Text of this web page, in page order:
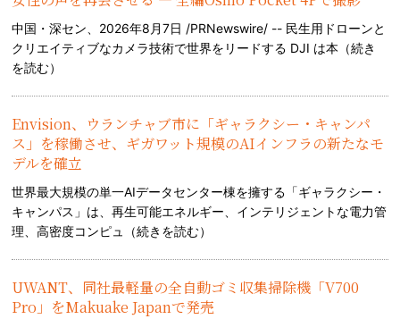
中国・深セン、2026年8月7日 /PRNewswire/ -- 民生用ドローンと
クリエイティブなカメラ技術で世界をリードする DJI は本（続き
を読む）
Envision、ウランチャブ市に「ギャラクシー・キャンパ
ス」を稼働させ、ギガワット規模のAIインフラの新たなモ
デルを確立
世界最大規模の単一AIデータセンター棟を擁する「ギャラクシー・
キャンパス」は、再生可能エネルギー、インテリジェントな電力管
理、高密度コンピュ（続きを読む）
UWANT、同社最軽量の全自動ゴミ収集掃除機「V700
Pro」をMakuake Japanで発売